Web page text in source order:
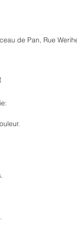
de Pan, Rue